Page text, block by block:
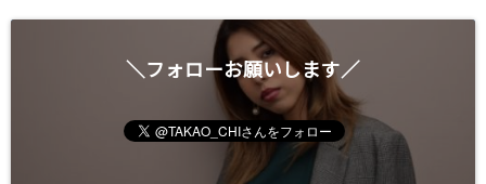
＼フォローお願いします／